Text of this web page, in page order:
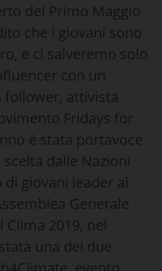
del Primo Maggio
che i giovani sono
e ci salveremo solo
con un
attivista
Fridays for
è stata portavoce
dalle Nazioni
giovani leader al
Generale
2019, nel
una dei due